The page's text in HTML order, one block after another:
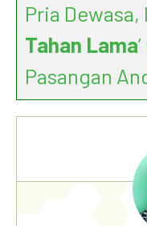
of Penile Cancer
Pria Dewasa,
Tahan Lama
Pasangan